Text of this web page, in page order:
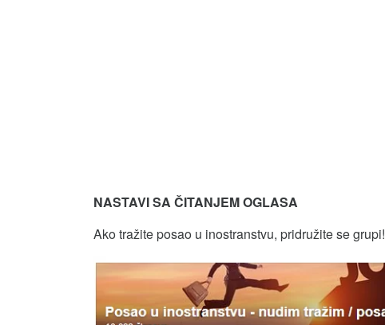
NASTAVI SA ČITANJEM OGLASA
Ako tražite posao u inostranstvu, pridružite se grupi!